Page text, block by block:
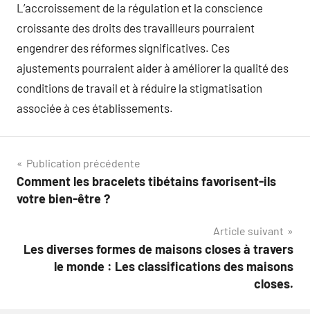
L’accroissement de la régulation et la conscience
croissante des droits des travailleurs pourraient
engendrer des réformes significatives. Ces
ajustements pourraient aider à améliorer la qualité des
conditions de travail et à réduire la stigmatisation
associée à ces établissements.
Navigation
de
Publication précédente
Comment les bracelets tibétains favorisent-ils
votre bien-être ?
Article suivant
Les diverses formes de maisons closes à travers
le monde : Les classifications des maisons
closes.